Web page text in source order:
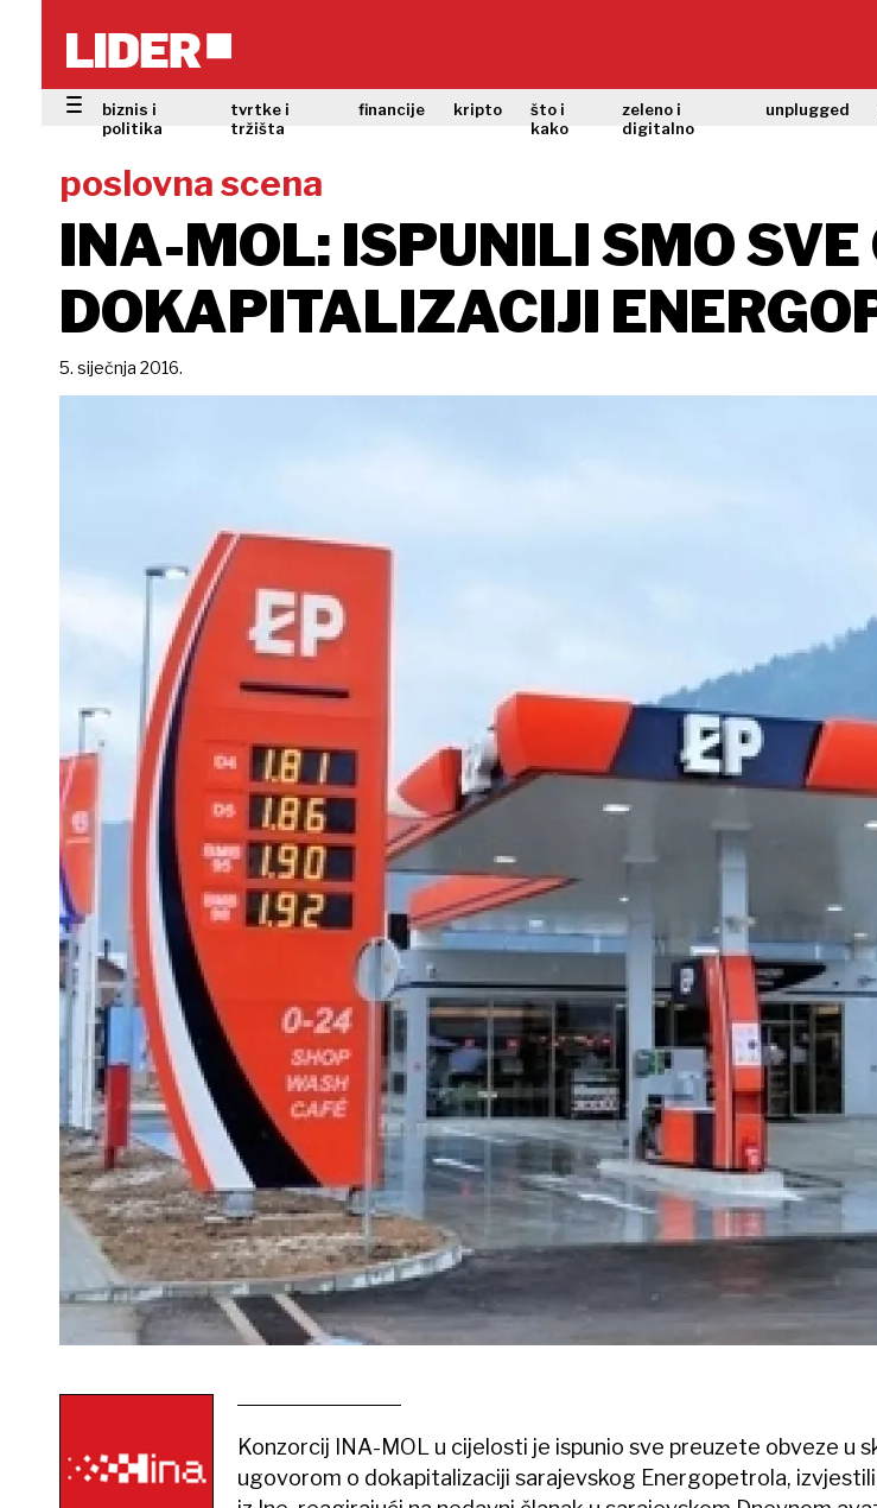
biznis i
politika
tvrtke i
tržišta
financije kripto
što i
kako
zeleno i
digitalno
unplugged
poslovna scena
INA-MOL: ISPUNILI SMO SVE
DOKAPITALIZACIJI
5. siječnja 2016.
Konzorcij INA-MOL u cijelosti je ispunio sve preuzete obveze u
ugovorom o dokapitalizaciji sarajevskog Energopetrola,